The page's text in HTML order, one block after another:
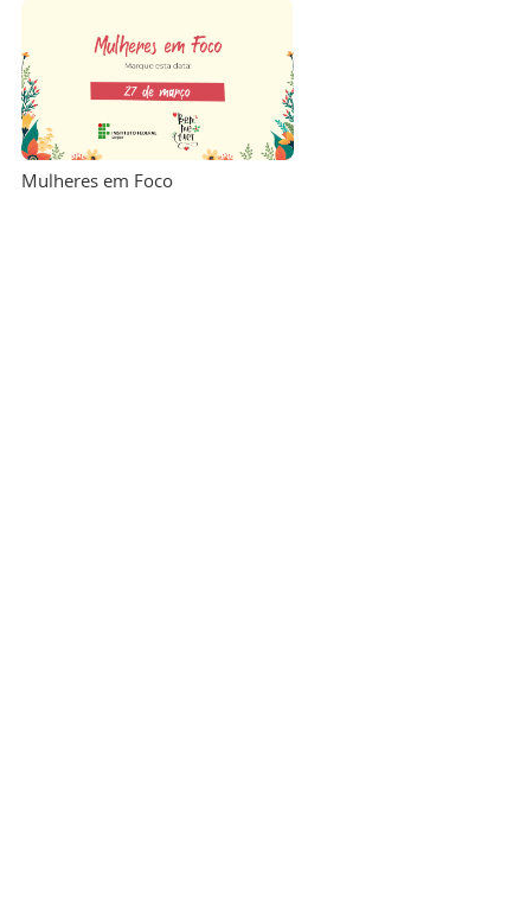
Mulheres em Foco